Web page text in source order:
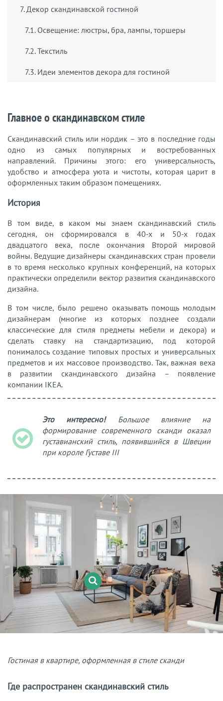
7. Декор скандинавской гостиной
7.1. Освещение: люстры, бра, лампы, торшеры
7.2. Текстиль
7.3. Идеи элементов декора для гостиной
Главное о скандинавском стиле
Скандинавский стиль или нордик – это в последние годы
одно из самых популярных и востребованных
направлений. Причины этого: его универсальность,
удобство и атмосфера уюта и чистоты, которая царит в
оформленных таким образом помещениях.
История
В том виде, в каком мы знаем скандинавский стиль
сегодня, он сформировался в 40-х и 50-х годах
двадцатого века, после окончания Второй мировой
войны. Ведущие дизайнеры скандинавских стран провели
в то время несколько крупных конференций, на которых
практически определили вектор развития скандинавского
дизайна.
В том числе, было решено оказывать помощь молодым
дизайнерам (многие из которых позднее создали
классические для стиля предметы мебели и декора) и
сделать ставку на стандартизацию, под которой
понималось создание типовых простых и универсальных
предметов и их массовое производство. Так, важная веха
в развитии скандинавского дизайна – появление
компании IKEA.
Это интересно! Большое влияние на
формирование современного сканди оказал
густавианский стиль, появившийся в Швеции
при короле Густаве III
Гостиная в квартире, оформленная в стиле сканди
Где распространен скандинавский стиль